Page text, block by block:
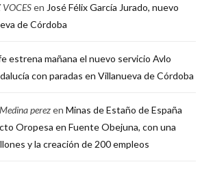
en José Félix García Jurado, nuevo
de Córdoba
estrena mañana el nuevo servicio Avlo
con paradas en Villanueva de Córdoba
perezen Minas de Estaño de España
Oropesa en Fuente Obejuna, con una
y la creación de 200 empleos